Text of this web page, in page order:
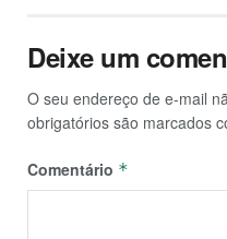
Deixe um
O seu endereço de e-mail
obrigatórios são marcados
Comentário *